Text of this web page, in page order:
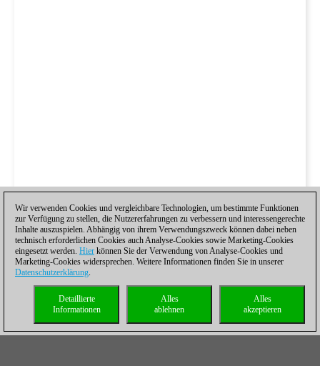
Wir verwenden Cookies und vergleichbare Technologien, um bestimmte Funktionen
zur Verfügung zu stellen, die Nutzererfahrungen zu verbessern und interessengerechte
Inhalte auszuspielen. Abhängig von ihrem Verwendungszweck können dabei neben
technisch erforderlichen Cookies auch Analyse-Cookies sowie Marketing-Cookies
eingesetzt werden. Hier können Sie der Verwendung von Analyse-Cookies und
Marketing-Cookies widersprechen. Weitere Informationen finden Sie in unserer
Datenschutzerklärung.
Alles
akzeptieren
Alles
ablehnen
Detaillierte
Informationen